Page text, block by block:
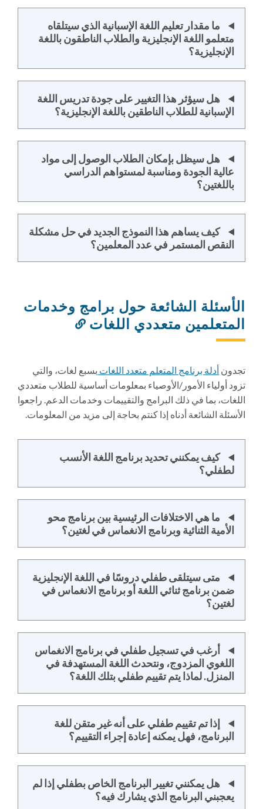
ما مقدار تعليم اللغة الإسبانية الذي سيتلقاه
متعلمو اللغة الإنجليزية والطلاب الناطقون باللغة
الإنجليزية؟
هل سيؤثر هذا التغيير على جودة تدريس اللغة
الإسبانية للطلاب الناطقين باللغة الإنجليزية؟
هل سيظل بإمكان الطلاب الوصول إلى مواد
عالية الجودة ومناسبة لمستواهم الدراسي
باللغتين؟
كيف يساهم هذا النموذج الجديد في حل مشكلة
النقص المستمر في عدد المعلمين؟
الأسئلة الشائعة حول برامج وخدمات
المتعلمين متعددي اللغات
القسم
تجدون أدلة برنامج المتعلم متعدد اللغات بسبع لغات، والتي
تزود أولياء الأمور/الأوصياء بمعلومات أساسية للطلاب متعددي
اللغات، بما في ذلك البرامج والتقييمات وخدمات الدعم. راجعوا
الأسئلة الشائعة أدناه إذا كنتم بحاجة إلى مزيد من المعلومات.
كيف يمكنني تحديد برنامج اللغة الأنسب
لطفلي؟
ما هي الاختلافات الرئيسية بين برنامج محو
الأمية الثنائية وبرنامج الانغماس في لغتين؟
متى سيتلقى طفلي دروسًا في اللغة الإنجليزية
ضمن برنامج ثنائي اللغة أو برنامج الانغماس في
لغتين؟
أرغب في تسجيل طفلي في برنامج الانغماس
اللغوي المزدوج، ونتحدث اللغة المستهدفة في
المنزل. لماذا يتم تقييم طفلي بتلك اللغة؟
إذا تم تقييم طفلي على أنه غير متقن للغة
البرنامج، فهل يمكنه إعادة إجراء التقييم؟
هل يمكنني تغيير البرنامج الخاص بطفلي إذا لم
يعجبني البرنامج الذي يشارك فيه؟